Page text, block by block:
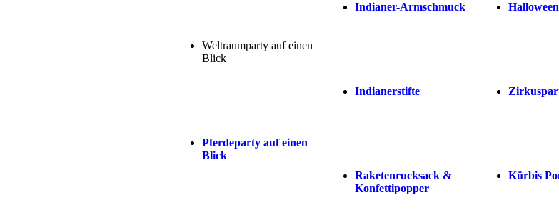
Weltraumparty auf einen
Blick
Pferdeparty auf einen
Blick
Indianer-Armschmuck
Indianerstifte
Raketenrucksack &
Konfettipopper
Kürbis